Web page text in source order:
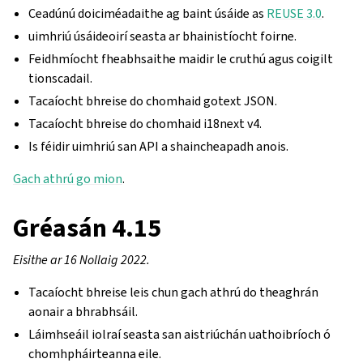
Ceadúnú doiciméadaithe ag baint úsáide as REUSE 3.0.
uimhriú úsáideoirí seasta ar bhainistíocht foirne.
Feidhmíocht fheabhsaithe maidir le cruthú agus coigilt
tionscadail.
Tacaíocht bhreise do chomhaid gotext JSON.
Tacaíocht bhreise do chomhaid i18next v4.
Is féidir uimhriú san API a shaincheapadh anois.
Gach athrú go mion.
Gréasán 4.15
Eisithe ar 16 Nollaig 2022.
Tacaíocht bhreise leis chun gach athrú do theaghrán
aonair a bhrabhsáil.
Láimhseáil iolraí seasta san aistriúchán uathoibríoch ó
chomhpháirteanna eile.